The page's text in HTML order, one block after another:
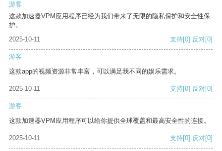
游客
这款加速器VPM应用程序已经为我们带来了无限的隐私保护和安全性保
护。
2025-10-11
支持[0] 反对[0]
游客
这款app的视频资源非常丰富，可以满足我不同的娱乐需求。
2025-10-11 支持[0] 反对[0]
游客
这款加速器VPM应用程序可以给你提供全球覆盖和最高安全性的连接。
2025-10-11 支持[0] 反对[0]